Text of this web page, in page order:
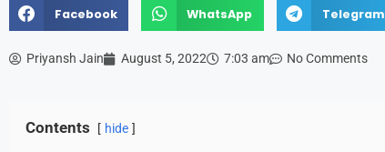
Facebook WhatsApp Telegram
Priyansh Jain August 5, 2022 7:03 am No Comments
Contents hide